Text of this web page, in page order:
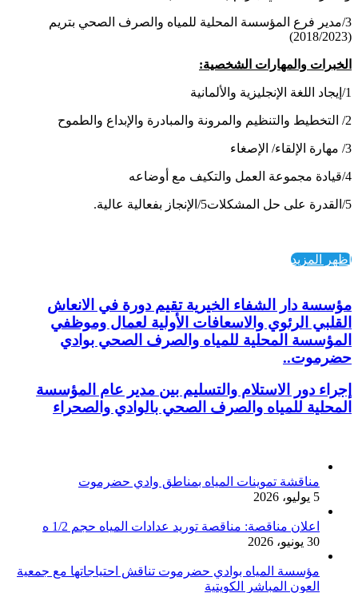
3/مدير فرع المؤسسة المحلية للمياه والصرف الصحي بتريم
(2018/2023)
الخبرات والمهارات الشخصية:
1/إيجاد اللغة الإنجليزية والألمانية
2/ التخطيط والتنظيم والمرونة والمبادرة والإبداع والطموح
3/ مهارة الإلقاء/ الإصغاء
4/قيادة مجموعة العمل والتكيف مع أوضاعه
5/القدرة على حل المشكلات5/الإنجاز بفعالية عالية.
اظهر المزيد
مؤسسة دار الشفاء الخيرية تقيم دورة في الانعاش
القلبي الرئوي والاسعافات الأولية لعمال وموظفي
المؤسسة المحلية للمياه والصرف الصحي بوادي
حضرموت..
إجراء دور الاستلام والتسليم بين مدير عام المؤسسة
المحلية للمياه والصرف الصحي بالوادي والصحراء
مناقشة تموينات المياه بمناطق وادي حضرموت
5 يوليو، 2026
اعلان مناقصة: مناقصة توريد عدادات المياه حجم 1/2 ه
30 يونيو، 2026
مؤسسة المياه بوادي حضرموت تناقش احتياجاتها مع جمعية
العون المباشر الكويتية